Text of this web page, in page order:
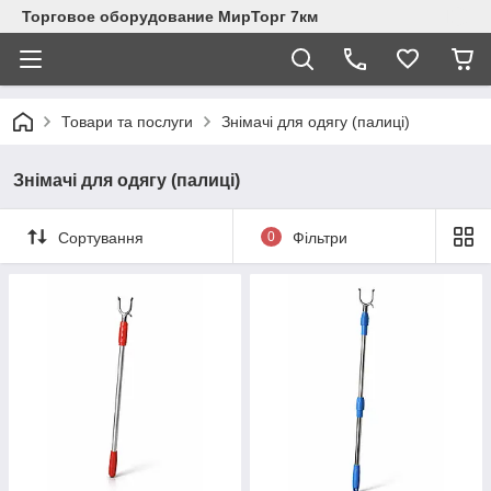
Торговое оборудование МирТорг 7км
Товари та послуги Знімачі для одягу (палиці)
Знімачі для одягу (палиці)
Сортування 0 Фільтри